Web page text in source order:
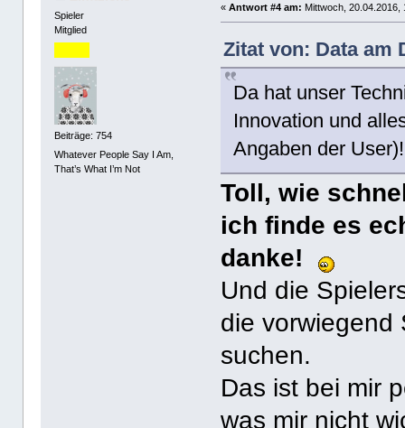
Spieler
Mitglied
Beiträge: 754
Whatever People Say I Am,
That’s What I’m Not
«Antwort #4 am: Mittwoch, 20.04.2016,
Zitat von: Data am
Da hat unser
Innovation und
Angaben der User)!
Toll, wie
ich finde es
danke!
Und die
die vorwiegend
suchen.
Das ist bei mir
was mir nicht